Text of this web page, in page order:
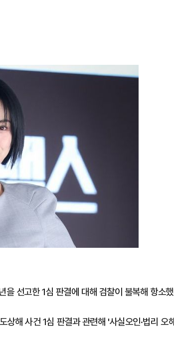
선고한 1심 판결에 대해 검찰이 불복해 항소
해 사건 1심 판결과 관련해 '사실오인·법리 오
1
[속보] '길이 1.5m' 안동
4
5